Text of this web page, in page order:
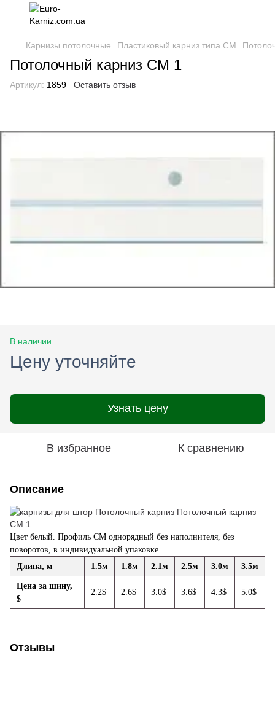
Карнизы потолочные Пластиковый карниз типа СМ
Потолочный карниз СМ 1
Артикул: 1859 Оставить отзыв
В наличии
Цену уточняйте
Узнать цену
В избранное К сравнению
Описание
Цвет белый. Профиль СМ однорядный без наполнителя, без
поворотов, в индивидуальной упаковке.
Длина, м
1.5м 1.8м 2.1м 2.5м 3.0м 3.5м
Цена за шину,
$
2.2$ 2.6$ 3.0$ 3.6$ 4.3$ 5.0$
Отзывы